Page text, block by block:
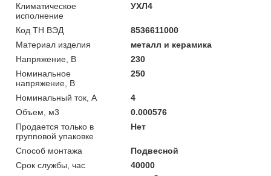
Климатическое
исполнение
УХЛ4
Код ТН ВЭД
8536611000
Материал изделия
металл и керамика
Напряжение, В
230
Номинальное
напряжение, В
250
Номинальный ток, А
4
Объем, м3
0.000576
Продается только в
групповой упаковке
Нет
Способ монтажа
Подвесной
Срок службы, час
40000